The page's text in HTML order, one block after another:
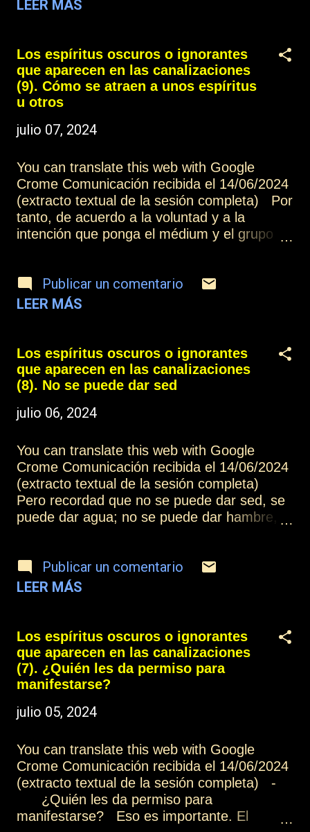
que has soltado, vas construyendo una vida
donde estás confiando y eso te hace fuerte,
te estás adaptando a los cambios. Estás
practicando el perdón en diferentes facetas,
grandeza, el poder de transformar y cómo
todas tus acciones y es por ello que corriges
y cambias las direcciones, hay madurez por
dentro y unas buenas intenciones, que
conectan con la voluntad de abrirse a todas
las opciones. Recuerda: Todo es mucho
LEER MÁS
Los espíritus oscuros o ignorantes
que aparecen en las canalizaciones
(9). Cómo se atraen a unos espíritus
u otros
julio 07, 2024
You can translate this web with Google
Crome Comunicación recibida el 14/06/2024
(extracto textual de la sesión completa) Por
tanto, de acuerdo a la voluntad y a la
intención que ponga el médium y el grupo
estáis solicitando que vengamos nosotros. Si
en vuestras intenciones y en vuestra petición
porque permitiríamos que otros espíritus se
manifestaran para vuestro aprendizaje. Pero
es algo que no necesitáis, y por eso nos
nos habéis llamado. Otros artículos de esta
que aparecen en las canalizaciones (1)
Más información: Índice Contactar o
suscribirse Practicar la mediumnidad
Publicar un comentario
LEER MÁS
Los espíritus oscuros o ignorantes
que aparecen en las canalizaciones
(8). No se puede dar sed
julio 06, 2024
You can translate this web with Google
Crome Comunicación recibida el 14/06/2024
(extracto textual de la sesión completa)
Pero recordad que no se puede dar sed, se
puede dar agua; no se puede dar hambre,
alimento ni el agua que les podáis ofrecer en
este camino evolutivo, seguir ofreciéndoselo
porque no es necesario que se manifieste el
espíritu para que pueda aprender, puede
estar observando el camino que van
adquiriendo otros, y eso no impide ni limita el
colección: Los espíritus oscuros o ignorantes
Más información: Índice Contactar o
suscribirse Practicar la mediumnidad
Publicar un comentario
LEER MÁS
Los espíritus oscuros o ignorantes
que aparecen en las canalizaciones
(7). ¿Quién les da permiso para
manifestarse?
julio 05, 2024
You can translate this web with Google
Crome Comunicación recibida el 14/06/2024
(extracto textual de la sesión completa) -
¿Quién les da permiso para
manifestarse? Eso es importante. El